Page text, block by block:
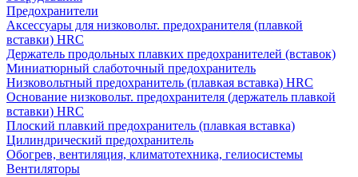
Предохранители
Аксессуары для низковольт. предохранителя (плавкой
вставки) HRC
Держатель продольных плавких предохранителей (вставок)
Миниатюрный слаботочный предохранитель
Низковольтный предохранитель (плавкая вставка) HRC
Основание низковольт. предохранителя (держатель плавкой
вставки) HRC
Плоский плавкий предохранитель (плавкая вставка)
Цилиндрический предохранитель
Обогрев, вентиляция, климатотехника, гелиосистемы
Вентиляторы